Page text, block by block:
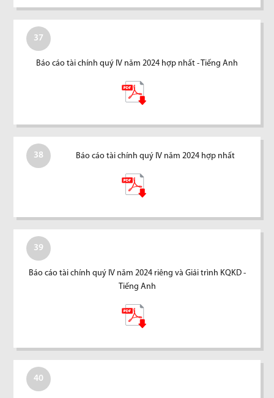
37
Báo cáo tài chính quý IV năm 2024 hợp nhất - Tiếng Anh
38 Báo cáo tài chính quý IV năm 2024 hợp nhất
39
Báo cáo tài chính quý IV năm 2024 riêng và Giải trình KQKD -
Tiếng Anh
40